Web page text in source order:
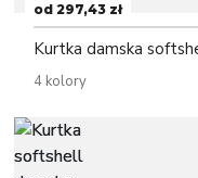
od 297,43 zł
Kurtka damska
4 kolory